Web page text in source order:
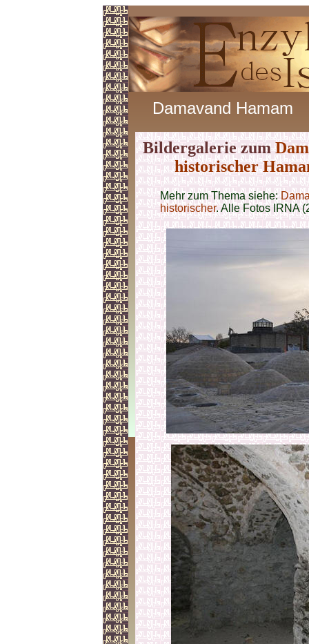
Damavand Hamam
Bildergalerie zum
historischer
Mehr zum Thema siehe:
historischer. Alle Fotos IRNA